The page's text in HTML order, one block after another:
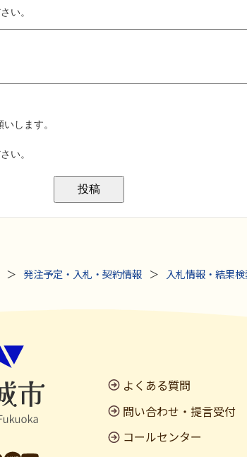
発注予定・入札・契約情報
入札情報・結果検
よくある質問
問い合わせ・提言受付
コールセンター